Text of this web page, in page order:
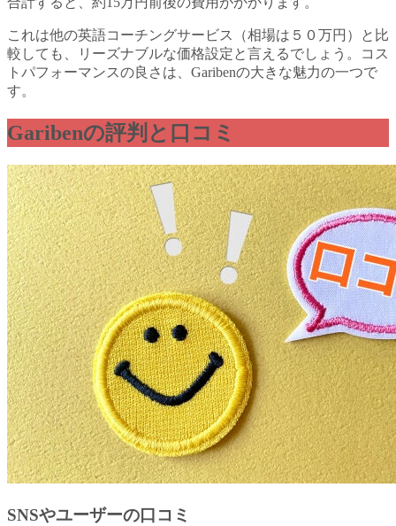
これは他の英語コーチングサービス（相場は５０万円）と比
較しても、リーズナブルな価格設定と言えるでしょう。コス
トパフォーマンスの良さは、Garibenの大きな魅力の一つで
す。
Garibenの評判と口コミ
SNSやユーザーの口コミ